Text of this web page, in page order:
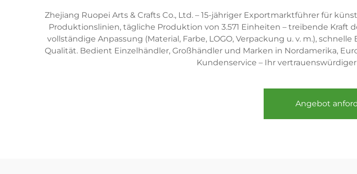
Zhejiang Ruopei Arts & Crafts Co., Ltd. – 15-jähriger Exportmarktführer für
Produktionslinien, tägliche Produktion von 3.571 Einheiten – treibende Kraft
vollständige Anpassung (Material, Farbe, LOGO, Verpackung u. v. m.),
Qualität. Bedient Einzelhändler, Großhändler und Marken in Nordamerika,
Kundenservice – Ihr
Angebot